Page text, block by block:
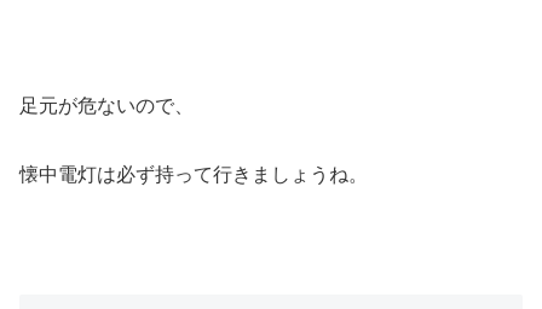
足元が危ないので、
懐中電灯は必ず持って行きましょうね。